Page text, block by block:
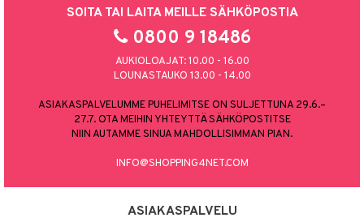
SOITA TAI LAITA MEILLE SÄHKÖPOSTIA
0800 9 18486
AUKIOLOAJAT: 10.00 - 16.00
LOUNASTAUKO 13.00 - 14.00
ASIAKASPALVELUMME PUHELIMITSE ON SULJETTUNA 29.6.–
27.7. OTA MEIHIN YHTEYTTÄ SÄHKÖPOSTITSE
NIIN AUTAMME SINUA MAHDOLLISIMMAN PIAN.
INFO@SHOPPING4NET.COM
ASIAKASPALVELU